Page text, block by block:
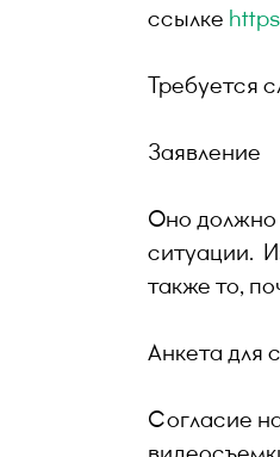
ссылке
Требуется
Заявление
Оно
ситуации.
также то,
Анкета для
Согласие